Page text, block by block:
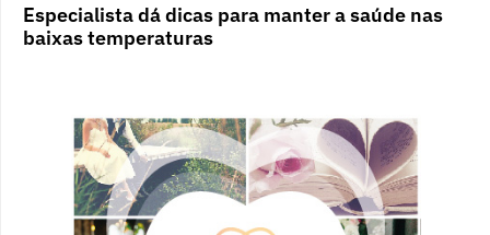
Especialista dá dicas para manter a saúde nas
baixas temperaturas